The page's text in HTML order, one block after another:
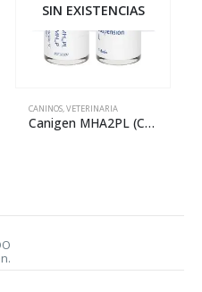
SIN EXISTENCIAS
CANINOS,VETERINARIA
Canigen MHA2PL (Cuádruple)